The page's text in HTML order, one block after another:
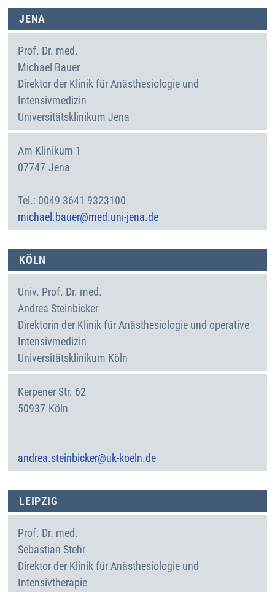
JENA
Prof. Dr. med.
Michael Bauer
Direktor der Klinik für Anästhesiologie und
Intensivmedizin
Universitätsklinikum Jena
Am Klinikum 1
07747 Jena
0049 3641 9323100
michael.bauer@med.uni-jena.de
KÖLN
Univ. Prof. Dr. med.
Andrea Steinbicker
Direktorin der Klinik für Anästhesiologie und operative
Intensivmedizin
Universitätsklinikum Köln
Kerpener Str. 62
50937 Köln
andrea.steinbicker@uk-koeln.de
LEIPZIG
Prof. Dr. med.
Sebastian Stehr
Direktor der Klinik für Anästhesiologie und
Intensivtherapie